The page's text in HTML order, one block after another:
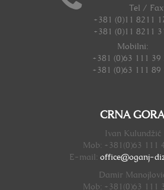
Tel /
+381 (0)11 8211
+381 (0)11 8211
Mobilni:
+381 (0)63 111 39
+381 (0)63 111 89
CRNA
Ivan Kulundžić
Mob: +381(0)63 111
E-mail: office@oganj-
Damir
Mob: +381(0)63 111